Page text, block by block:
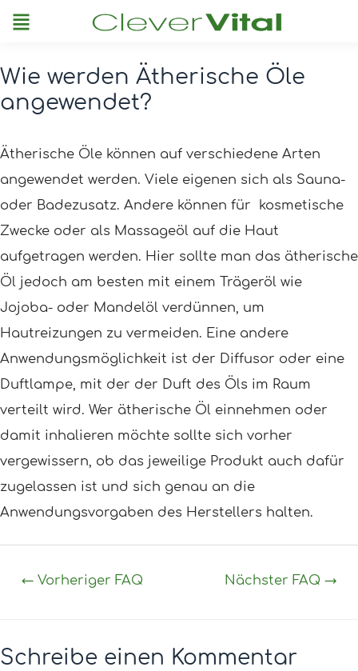
Menu
Wie werden Ätherische Öle
angewendet?
Ätherische Öle können auf verschiedene Arten
angewendet werden. Viele eigenen sich als Sauna-
oder Badezusatz. Andere können für kosmetische
Zwecke oder als Massageöl auf die Haut
aufgetragen werden. Hier sollte man das ätherische
Öl jedoch am besten mit einem Trägeröl wie
Jojoba- oder Mandelöl verdünnen, um
Hautreizungen zu vermeiden. Eine andere
Anwendungsmöglichkeit ist der Diffusor oder eine
Duftlampe, mit der der Duft des Öls im Raum
verteilt wird. Wer ätherische Öl einnehmen oder
damit inhalieren möchte sollte sich vorher
vergewissern, ob das jeweilige Produkt auch dafür
zugelassen ist und sich genau an die
Anwendungsvorgaben des Herstellers halten.
Post
navigation
←Vorheriger FAQ Nächster FAQ→
Schreibe einen Kommentar